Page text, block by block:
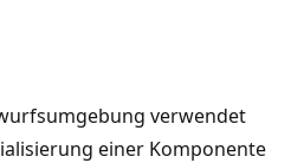
verwendet
einer Komponente